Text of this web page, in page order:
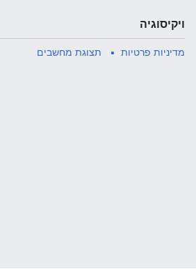
ויקיסוגיה
מדיניות פרטיות תצוגת מחשבים